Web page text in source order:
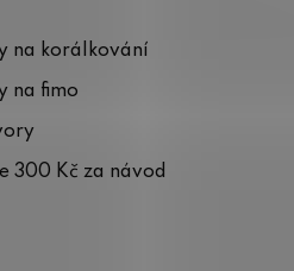
na korálkování
na fimo
300 Kč za návod